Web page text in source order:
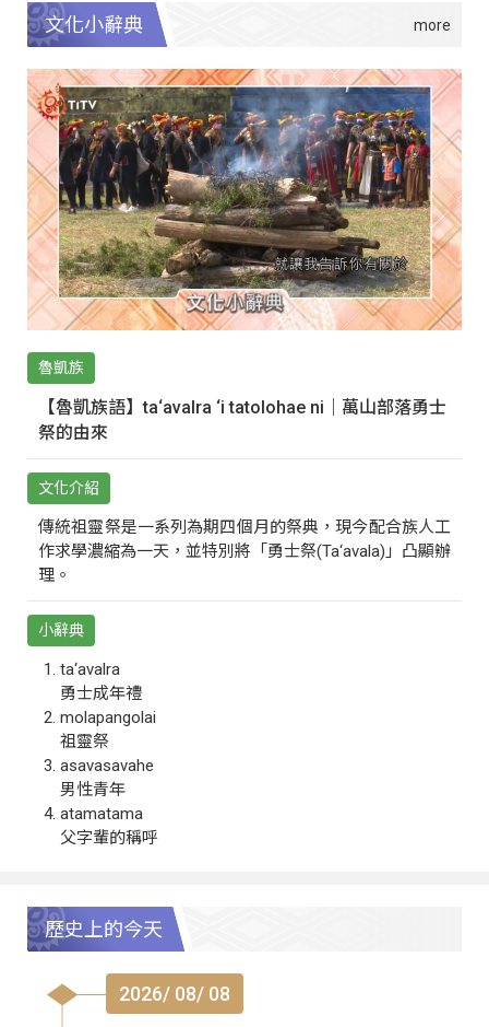
文化小辭典
魯凱族
【魯凱族語】ta‘avalra ‘i tatolohae ni｜萬山部落勇士
祭的由來
文化介紹
傳統祖靈祭是一系列為期四個月的祭典，現今配合族人工
作求學濃縮為一天，並特別將「勇士祭(Ta‘avala)」凸顯辦
理。
小辭典
ta‘avalra
勇士成年禮
molapangolai
祖靈祭
asavasavahe
男性青年
atamatama
父字輩的稱呼
歷史上的今天
2026/ 08/ 08